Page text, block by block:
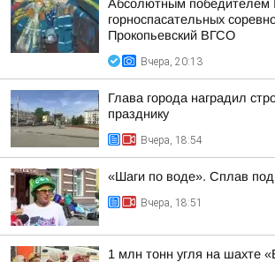
Абсолютным победителем
горноспасательных
Прокопьевский ВГСО
Вчера, 20:13
Глава города наградил
празднику
Вчера, 18:54
«Шаги по воде». Сплав
Вчера, 18:51
1 млн тонн угля на шахте